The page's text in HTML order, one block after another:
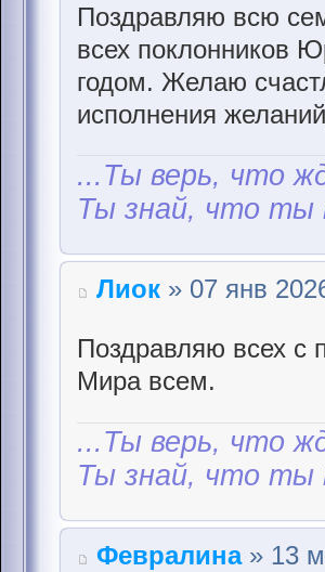
Поздравляю всю
всех поклонников
годом. Желаю
исполнения
...Ты верь, что
Ты знай, что ты
Лиок » 07 янв
Поздравляю всех с
Мира всем.
...Ты верь, что
Ты знай, что ты
Февралина» 13